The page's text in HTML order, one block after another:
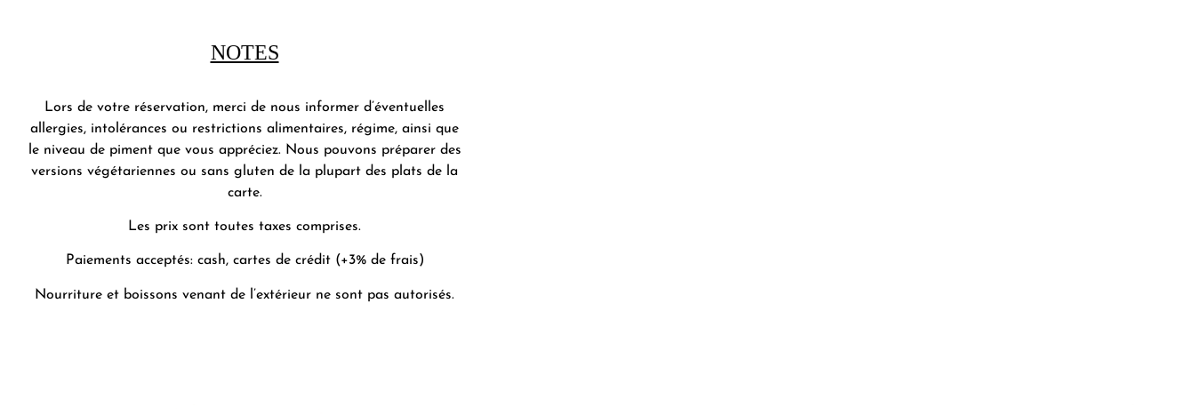
NOTES
Lors de votre réservation, merci de nous informer d’éventuelles
allergies, intolérances ou restrictions alimentaires, régime, ainsi que
le niveau de piment que vous appréciez. Nous pouvons préparer des
versions végétariennes ou sans gluten de la plupart des plats de la
carte.
Les prix sont toutes taxes comprises.
Paiements acceptés: cash, cartes de crédit (+3% de frais)
Nourriture et boissons venant de l’extérieur ne sont pas autorisés.